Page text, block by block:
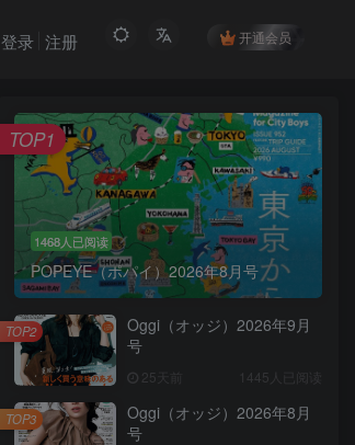
开通会员
登录 注册
1468人已阅读
POPEYE（ポパイ）2026年8月号
TOP1
Oggi（オッジ）2026年9月
号
25天前 1445人已阅读
TOP2
Oggi（オッジ）2026年8月
号
TOP3